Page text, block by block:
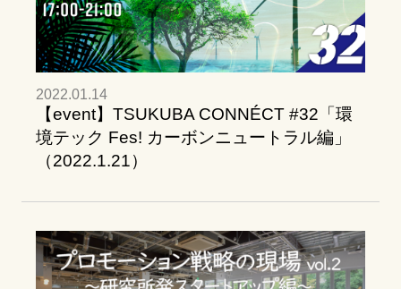
2022.01.14
【event】TSUKUBA CONNÉCT #32「環
境テック Fes! カーボンニュートラル編」
（2022.1.21）